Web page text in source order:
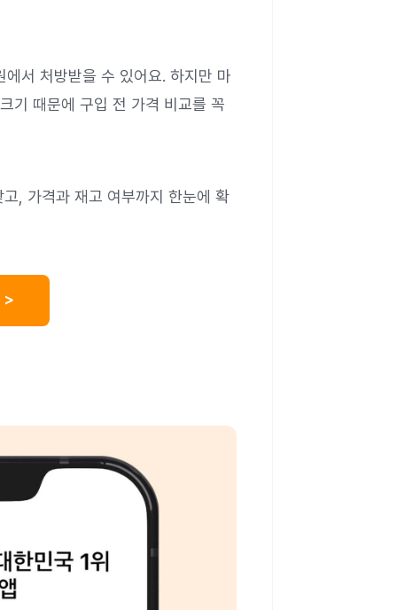
서 처방받을 수 있어요. 하지만 마
기 때문에 구입 전 가격 비교를 꼭
, 가격과 재고 여부까지 한눈에 확
>